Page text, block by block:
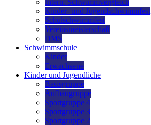
Intern. Schwimmvergleich
Kinder- und Jugendschwimmfest
Schulschwimmfest
Vereinsmeisterschaft
DMS
Schwimmschule
Kinder
Erwachsene
Kinder und Jugendliche
Basisgruppe
Aufbaugruppe
Sportgruppe 4
Sportgruppe 3
Sportgruppe 2